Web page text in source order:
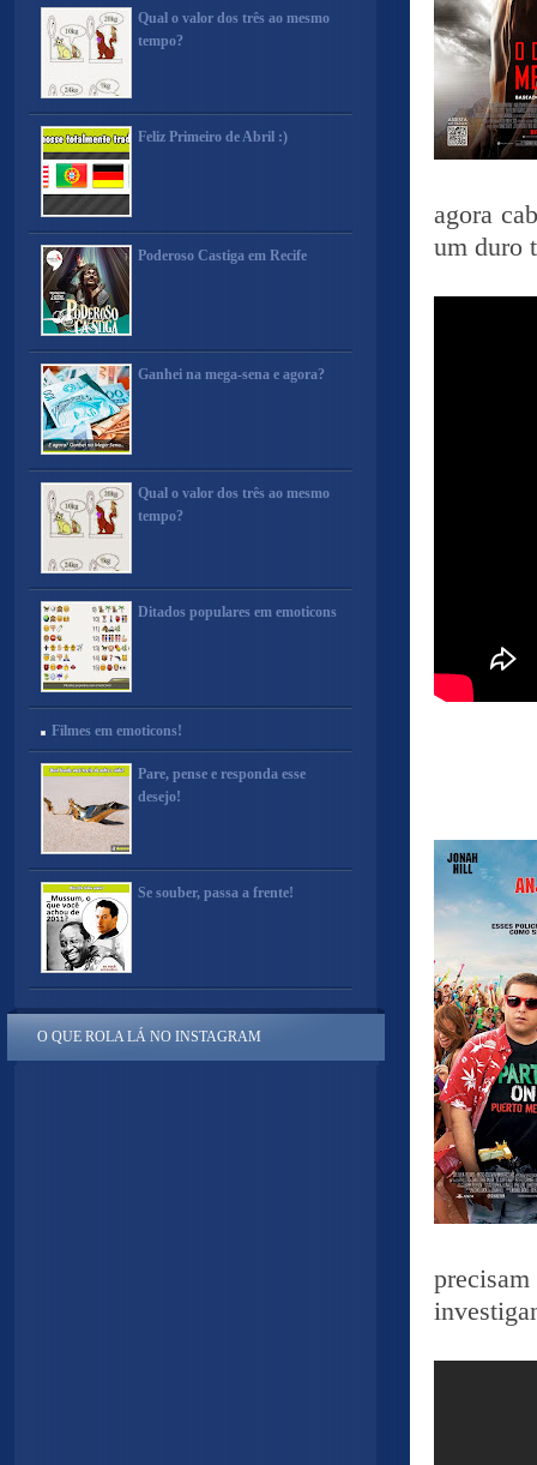
agora
um duro
Qual o valor dos três ao mesmo
tempo?
Feliz Primeiro de Abril :)
Poderoso Castiga em Recife
Ganhei na mega-sena e agora?
Qual o valor dos três ao mesmo
tempo?
Ditados populares em emoticons
Filmes em emoticons!
Pare, pense e responda esse
desejo!
Se souber, passa a frente!
O QUE ROLA LÁ NO INSTAGRAM